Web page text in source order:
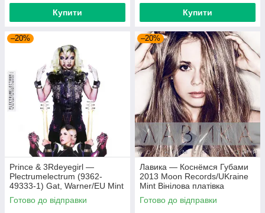
Купити Купити
–20%
Prince & 3Rdeyegirl —
Plectrumelectrum (9362-
49333-1) Gat, Warner/EU Mint
Вінілова платівка (art.220362)
Готово до відправки
–20%
Лавика — Коснёмся Губами
2013 Moon Records/UKraine
Mint Вінілова платівка
(art.221702)
Готово до відправки